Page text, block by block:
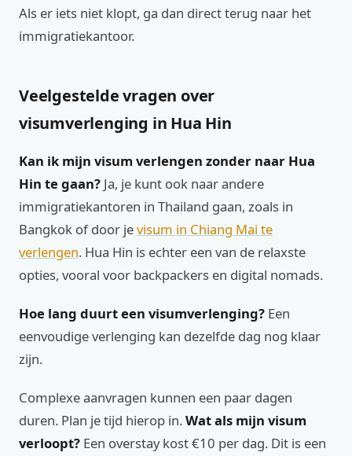
Als er iets niet klopt, ga dan direct terug naar het
immigratiekantoor.
Veelgestelde vragen over
visumverlenging in Hua Hin
Kan ik mijn visum verlengen zonder naar Hua
Hin te gaan? Ja, je kunt ook naar andere
immigratiekantoren in Thailand gaan, zoals in
Bangkok of door jevisum in Chiang Mai te
verlengen. Hua Hin is echter een van de relaxste
opties, vooral voor backpackers en digital nomads.
Hoe lang duurt een visumverlenging? Een
eenvoudige verlenging kan dezelfde dag nog klaar
zijn.
Complexe aanvragen kunnen een paar dagen
duren. Plan je tijd hierop in.Wat als mijn visum
verloopt? Een overstay kost €10 per dag. Dit is een